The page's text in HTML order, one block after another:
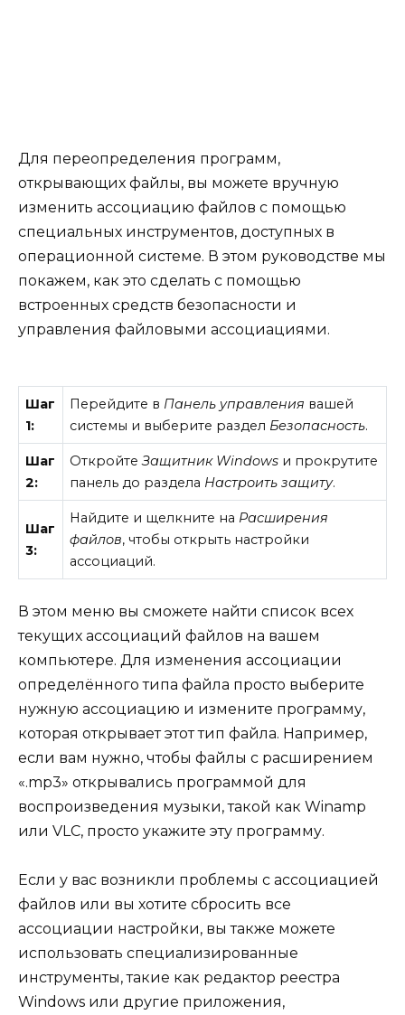
Для переопределения программ,
открывающих файлы, вы можете вручную
изменить ассоциацию файлов с помощью
специальных инструментов, доступных в
операционной системе. В этом руководстве мы
покажем, как это сделать с помощью
встроенных средств безопасности и
управления файловыми ассоциациями.
Шаг
1:
Перейдите в Панель управления вашей
системы и выберите раздел Безопасность.
Шаг
2:
ОткройтеЗащитник Windows и прокрутите
панель до раздела Настроить защиту.
Шаг
3:
Найдите и щелкните на Расширения
файлов, чтобы открыть настройки
ассоциаций.
В этом меню вы сможете найти список всех
текущих ассоциаций файлов на вашем
компьютере. Для изменения ассоциации
определённого типа файла просто выберите
нужную ассоциацию и измените программу,
которая открывает этот тип файла. Например,
если вам нужно, чтобы файлы с расширением
«.mp3» открывались программой для
воспроизведения музыки, такой как Winamp
или VLC, просто укажите эту программу.
Если у вас возникли проблемы с ассоциацией
файлов или вы хотите сбросить все
ассоциации настройки, вы также можете
использовать специализированные
инструменты, такие как редактор реестра
Windows или другие приложения,